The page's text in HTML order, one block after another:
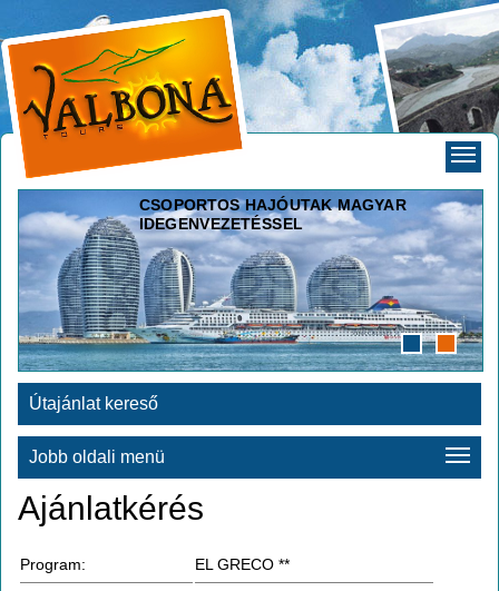
CSOPORTOS HAJÓUTAK MAGYAR
IDEGENVEZETÉSSEL
Útajánlat kereső
Jobb oldali menü
Ajánlatkérés
Program: EL GRECO **